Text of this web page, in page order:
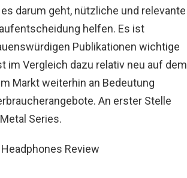
darum geht, nützliche und relevante
helfen. Es ist
Publikationen wichtige
im Vergleich dazu relativ neu auf dem
Markt weiterhin an Bedeutung
An erster Stelle
Series.
Headphones Review